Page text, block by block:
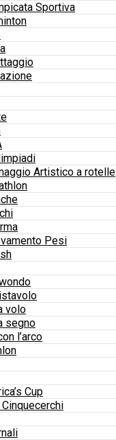
Sportiva
Artistico a rotelle
Pesi
volo
segno
l’arco
Cup